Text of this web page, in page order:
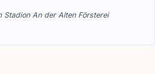
An der Alten Försterei